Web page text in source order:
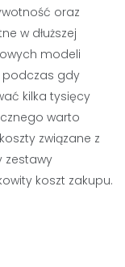
oraz
w dłuższej
modeli
podczas gdy
kilka tysięcy
warto
związane z
zestawy
koszt zakupu.